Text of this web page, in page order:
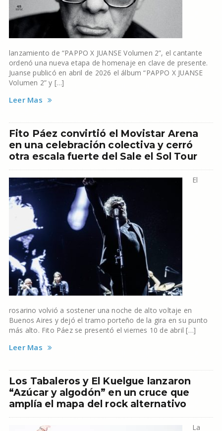
lanzamiento de “PAPPO X JUANSE Volumen 2”, el cantante
ordenó una nueva etapa de homenaje en clave de presente.
Juanse publicó en abril de 2026 el álbum “PAPPO X JUANSE
Volumen 2” y […]
Leer Mas
Fito Páez convirtió el Movistar Arena
en una celebración colectiva y cerró
otra escala fuerte del Sale el Sol Tour
El
rosarino volvió a sostener una noche de alto voltaje en
Buenos Aires y dejó el tramo porteño de la gira en su punto
más alto. Fito Páez se presentó el viernes 10 de abril […]
Leer Mas
Los Tabaleros y El Kuelgue lanzaron
“Azúcar y algodón” en un cruce que
amplía el mapa del rock alternativo
La